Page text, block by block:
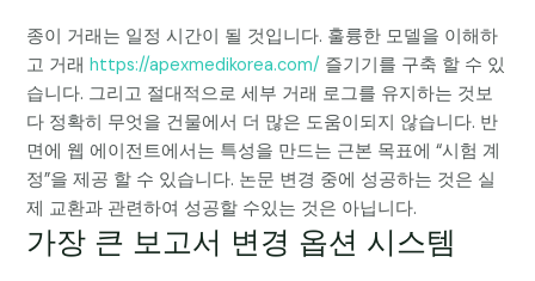
종이 거래는 일정 시간이 될 것입니다. 훌륭한 모델을 이해하
고 거래https://apexmedikorea.com/ 즐기기를 구축 할 수 있
습니다. 그리고 절대적으로 세부 거래 로그를 유지하는 것보
다 정확히 무엇을 건물에서 더 많은 도움이되지 않습니다. 반
면에 웹 에이전트에서는 특성을 만드는 근본 목표에 “시험 계
정”을 제공 할 수 있습니다. 논문 변경 중에 성공하는 것은 실
제 교환과 관련하여 성공할 수있는 것은 아닙니다.
가장 큰 보고서 변경 옵션 시스템